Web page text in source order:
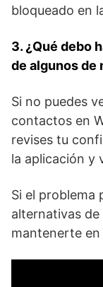
bloqueado en
3. ⁤¿Qué debo
de algunos de
Si no puedes
contactos ⁣en
revises‌ tu
la‍ aplicación y
Si el problema
alternativas
mantenerte